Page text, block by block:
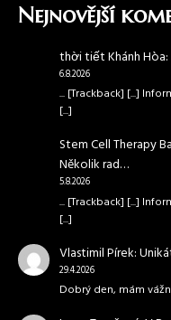
Nejnovější
thời tiết Khánh Hòa:
6.8.2026
... [Trackback] [...]
[...]
Stem Cell Therapy
Několik rad…
5.8.2026
... [Trackback] [...]
[...]
Vlastimil Pírek:
29.4.2026
Dobrý den, mám